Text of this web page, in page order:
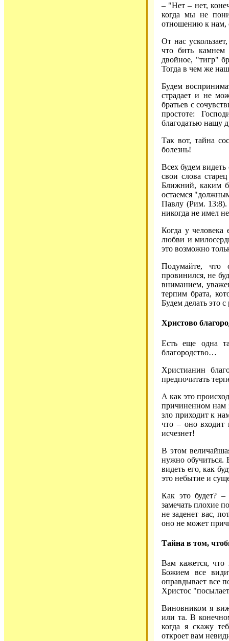
– "Нет – нет,
когда мы не
отношению к нам,
От нас
что бить
двойное, "тигр"
Тогда в чем же
Будем
страдает и не
братьев с
простоте:
благодатью нашу
Так вот, тайна
болезнь!
Всех будем
свои слова
Ближний, каким
остаемся
Павлу (Рим.
никогда не имел
Когда у человека
любви и
это возможно
Подумайте, что
провинился, не
вниманием,
терпим брата,
Будем делать это
Христово
Есть еще одна
благородство…
Христианин
предпочитать
А как это
причиненном нам
зло приходит к
что – оно
исчезнет!
В этом
нужно обучиться.
видеть его, как
это небытие и
Как это будет?
замечать плохие
не заденет вас,
оно не может
Тайна в том,
Вам кажется,
Божием все
оправдывает все
Христос
Виновником я
или та. В
когда я скажу
откроет вам